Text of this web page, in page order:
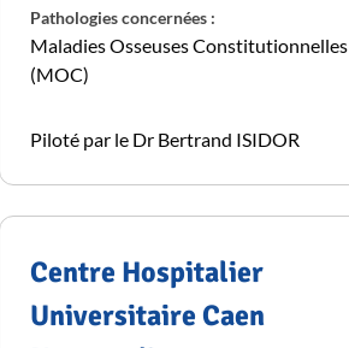
Pathologies concernées :
Maladies Osseuses Constitutionnelles
(MOC)
Piloté par le Dr Bertrand ISIDOR
Centre Hospitalier
Universitaire Caen